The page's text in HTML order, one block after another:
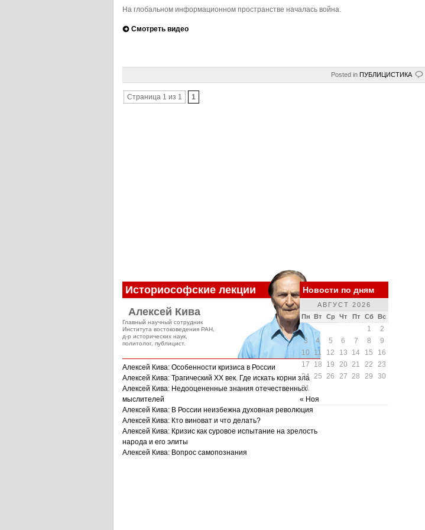
На глобальном информационном пространстве началась война.
Смотреть видео
Posted in ПУБЛИЦИСТИКА
Страница 1 из 1 1
Историософские лекции
Алексей Кива
Главный научный сотрудник
Института востоковедения РАН,
д-р исторических наук,
политолог, публицист.
Алексей Кива: Особенности кризиса в России
Алексей Кива: Трагический XX век. Где искать корни зла
Алексей Кива: Недооцененные знания отечественных
мыслителей
Алексей Кива: В России неизбежна духовная революция
Алексей Кива: Кто виноват и что делать?
Алексей Кива: Кризис как суровое испытание на зрелость
народа и его элиты
Алексей Кива: Вопрос самопознания
Новости по дням
АВГУСТ 2026
Пн Вт Ср Чт Пт Сб Вс
1
2
3
4 5 6 7 8
9
10
11 12 13 14 15
16
17
18 19 20 21 22
23
24 25 26 27 28 29
30
31
« Ноя